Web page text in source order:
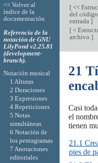
[<<
del
entrada ]
[<
archivo ]
21
Casi
el
tienen
21.1
pies de
<< Volver al
índice de la
documentación
Referencia de la
notación de GNU
LilyPond v2.25.81
(development-
branch).
Notación musical
1 Alturas
2 Duraciones
3 Expresiones
4 Repeticiones
5 Notas
simultáneas
6 Notación de
los pentagramas
7 Anotaciones
editoriales